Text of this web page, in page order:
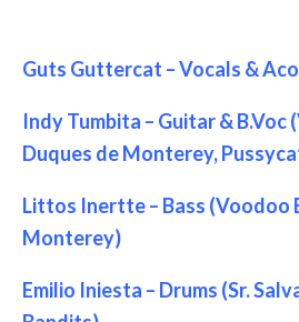
Guts Guttercat – Vocals &
Indy Tumbita – Guitar &
Duques de Monterey,
Littos Inertte – Bass (Voodoo
Monterey)
Emilio Iniesta – Drums (Sr.